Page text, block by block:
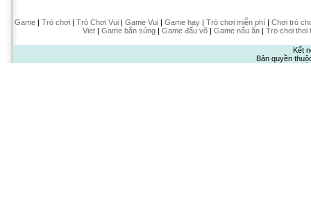
Game| Trò chơi| Trò Chơi Vui| Game Vui| Game hay| Trò chơi miễn phí| Chơi trò
Viet| Game bắn súng| Game đấu võ| Game nấu ăn| Tro choi thoi
Kết
Bản quyền